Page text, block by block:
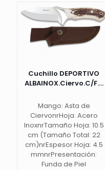
Cuchillo DEPORTIVO
ALBAINOX.Ciervo.C/F....
Mango: Asta de
CiervonrHoja: Acero
InoxnrTamaño Hoja: 10.5
cm (Tamaño Total: 22
cm)nrEspesor Hoja: 4.5
mmnrPresentación:
Funda de Piel